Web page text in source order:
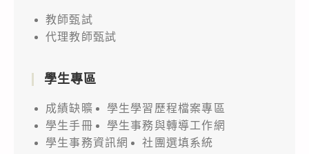
教師甄試
代理教師甄試
學生專區
成績缺曠
學生學習歷程檔案專區
學生手冊
學生事務與轉導工作網
學生事務資訊網
社團選填系統